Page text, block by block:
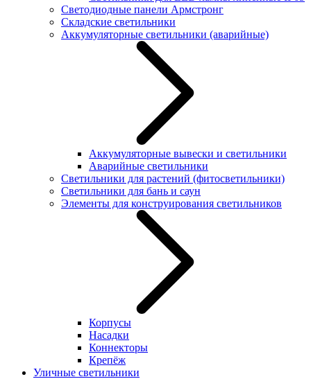
Светодиодные панели Армстронг
Складские светильники
Аккумуляторные светильники (аварийные)
Аккумуляторные вывески и светильники
Аварийные светильники
Светильники для растений (фитосветильники)
Светильники для бань и саун
Элементы для конструирования светильников
Корпусы
Насадки
Коннекторы
Крепёж
Уличные светильники